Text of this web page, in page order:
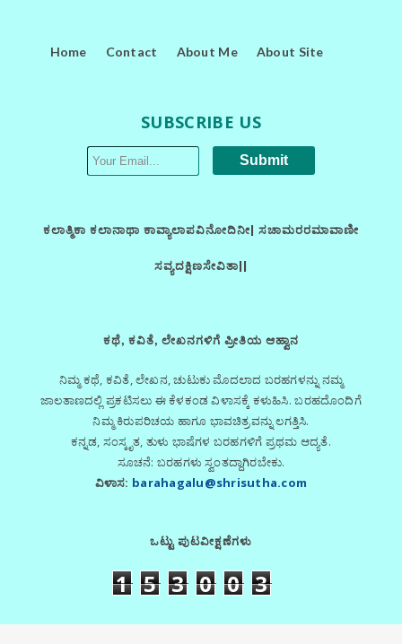
Home Contact About Me About Site
SUBSCRIBE US
ಕಲಾತ್ಮಿಕಾ ಕಲಾನಾಥಾ ಕಾವ್ಯಾಲಾಪವಿನೋದಿನೀ| ಸಚಾಮರರಮಾವಾಣೀ
ಸವ್ಯದಕ್ಷಿಣಸೇವಿತಾ||
ಕಥೆ, ಕವಿತೆ, ಲೇಖನಗಳಿಗೆ ಪ್ರೀತಿಯ ಆಹ್ವಾನ
ನಿಮ್ಮ ಕಥೆ, ಕವಿತೆ, ಲೇಖನ, ಚುಟುಕು ಮೊದಲಾದ ಬರಹಗಳನ್ನು ನಮ್ಮ
ಜಾಲತಾಣದಲ್ಲಿ ಪ್ರಕಟಿಸಲು ಈ ಕೆಳಕಂಡ ವಿಳಾಸಕ್ಕೆ ಕಳುಹಿಸಿ. ಬರಹದೊಂದಿಗೆ
ನಿಮ್ಮ ಕಿರುಪರಿಚಯ ಹಾಗೂ ಭಾವಚಿತ್ರವನ್ನು ಲಗತ್ತಿಸಿ.
ಕನ್ನಡ, ಸಂಸ್ಕೃತ, ತುಳು ಭಾಷೆಗಳ ಬರಹಗಳಿಗೆ ಪ್ರಥಮ ಆದ್ಯತೆ.
ಸೂಚನೆ: ಬರಹಗಳು ಸ್ವಂತದ್ದಾಗಿರಬೇಕು.
ವಿಳಾಸ: barahagalu@shrisutha.com
ಒಟ್ಟು ಪುಟವೀಕ್ಷಣೆಗಳು
1 5 3 0 0 3